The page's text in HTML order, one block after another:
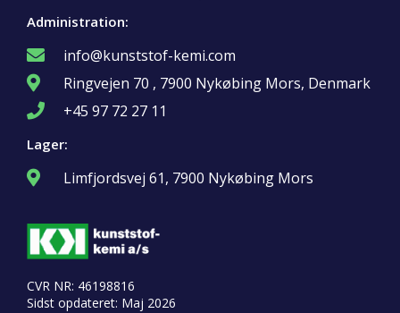
Administration:
info@kunststof-kemi.com
Ringvejen 70 , 7900 Nykøbing Mors, Denmark
+45 97 72 27 11
Lager:
Limfjordsvej 61, 7900 Nykøbing Mors
CVR NR: 46198816
Sidst opdateret: Maj 2026